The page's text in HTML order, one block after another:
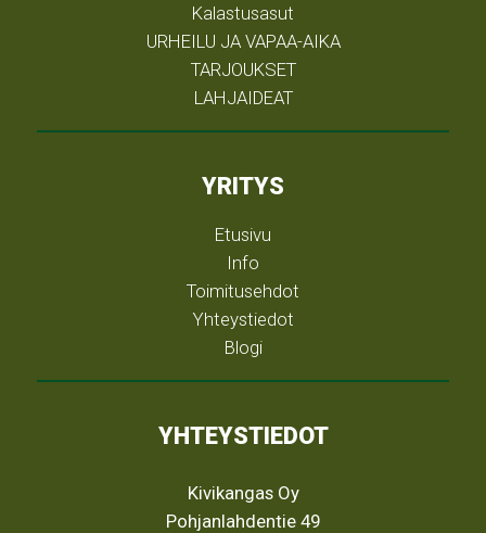
Kalastusasut
URHEILU JA VAPAA-AIKA
TARJOUKSET
LAHJAIDEAT
YRITYS
Etusivu
Info
Toimitusehdot
Yhteystiedot
Blogi
YHTEYSTIEDOT
Kivikangas Oy
Pohjanlahdentie 49